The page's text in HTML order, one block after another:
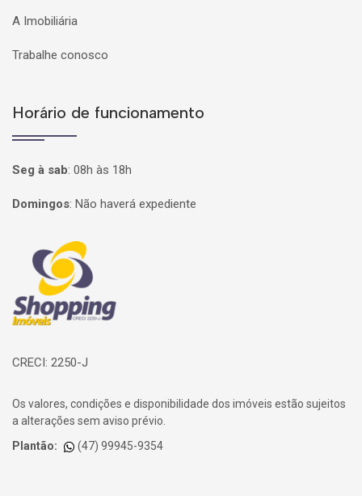
A Imobiliária
Trabalhe conosco
Horário de funcionamento
Seg à sab: 08h às 18h
Domingos: Não haverá expediente
Página inicial
CRECI: 2250-J
Os valores, condições e disponibilidade dos imóveis estão sujeitos
a alterações sem aviso prévio.
Plantão:
(47) 99945-9354